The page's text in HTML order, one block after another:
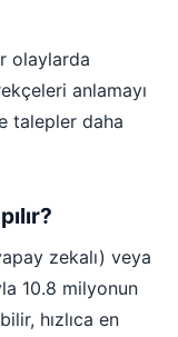
olaylarda
anlamayı
talepler daha
zekalı) veya
10.8 milyonun
hızlıca en